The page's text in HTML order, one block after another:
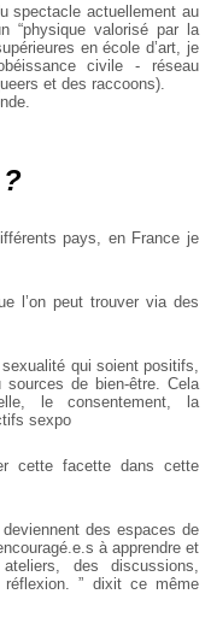
spectacle actuellement au
“physique valorisé par la
en école d’art, je
civile - réseau
et des raccoons).
pays, en France je
l’on peut trouver via des
qui soient positifs,
de bien-être. Cela
le consentement, la
sexpo
cette facette dans cette
des espaces de
à apprendre et
des discussions,
” dixit ce même